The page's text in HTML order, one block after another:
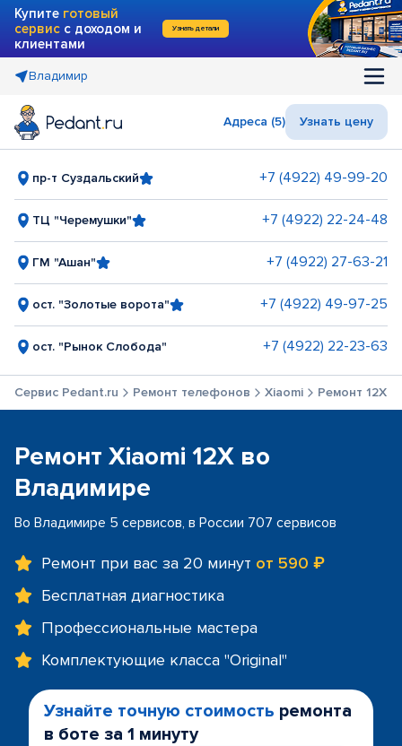
Купите готовый
сервис с доходом и
клиентами
Узнать детали
Владимир
Адреса (5) Узнать цену
пр-т Суздальский +7 (4922) 49-99-20
ТЦ "Черемушки" +7 (4922) 22-24-48
ГМ "Ашан" +7 (4922) 27-63-21
ост. "Золотые ворота" +7 (4922) 49-97-25
ост. "Рынок Слобода" +7 (4922) 22-23-63
Сервис Pedant.ru Ремонт телефонов Xiaomi Ремонт 12X
Ремонт Xiaomi 12X во
Владимире
Во Владимире 5 сервисов, в России 707 сервисов
Ремонт при вас за 20 минут от 590 ₽
Бесплатная диагностика
Профессиональные мастера
Комплектующие класса "Original"
Узнайте точную стоимость ремонта
в боте за 1 минуту